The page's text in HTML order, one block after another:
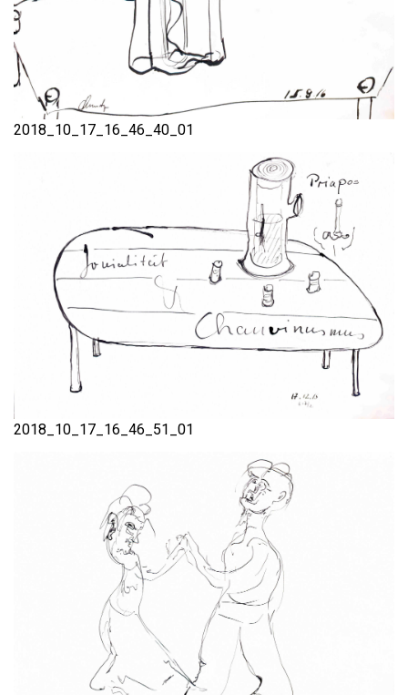
2018_10_17_16_46_40_01
2018_10_17_16_46_51_01